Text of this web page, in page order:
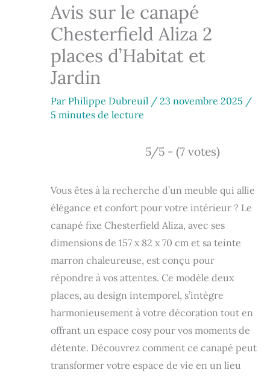
Avis sur le canapé
Chesterfield Aliza 2
places d’Habitat et
Jardin
Par Philippe Dubreuil / 23 novembre 2025 /
5 minutes de lecture
5/5 - (7 votes)
Vous êtes à la recherche d’un meuble qui allie
élégance et confort pour votre intérieur ? Le
canapé fixe Chesterfield Aliza, avec ses
dimensions de 157 x 82 x 70 cm et sa teinte
marron chaleureuse, est conçu pour
répondre à vos attentes. Ce modèle deux
places, au design intemporel, s’intègre
harmonieusement à votre décoration tout en
offrant un espace cosy pour vos moments de
détente. Découvrez comment ce canapé peut
transformer votre espace de vie en un lieu